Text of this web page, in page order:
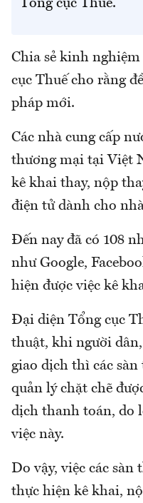
Tổng cục Thuế.
Chia sẻ kinh
cục Thuế cho rằng
pháp mới.
Các nhà cung cấp
thương mại tại Việt
kê khai thay, nộp
điện tử dành cho
Đến nay đã có 108
như Google,
hiện được việc kê
Đại diện Tổng cục
thuật, khi người
giao dịch thì các
quản lý chặt chẽ
dịch thanh toán, do
việc này.
Do vậy, việc các
thực hiện kê khai,